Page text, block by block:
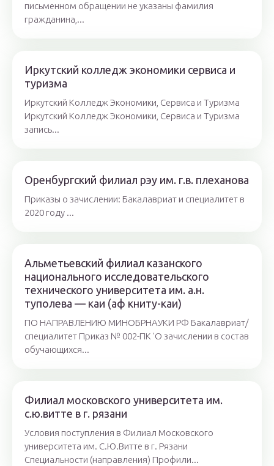
письменном обращении не указаны фамилия
гражданина,...
Иркутский колледж экономики сервиса и
туризма
Иркутский Колледж Экономики, Сервиса и Туризма
Иркутский Колледж Экономики, Сервиса и Туризма
запись...
Оренбургский филиал рэу им. г.в. плеханова
Приказы о зачислении: Бакалавриат и специалитет в
2020 году ...
Альметьевский филиал казанского
национального исследовательского
технического университета им. а.н.
туполева — каи (аф книту-каи)
ПО НАПРАВЛЕНИЮ МИНОБРНАУКИ РФ Бакалавриат/
специалитет Приказ № 002-ПК 'О зачислении в состав
обучающихся...
Филиал московского университета им.
с.ю.витте в г. рязани
Условия поступления в Филиал Московского
университета им. С.Ю.Витте в г. Рязани
Специальности (направления) Профили...